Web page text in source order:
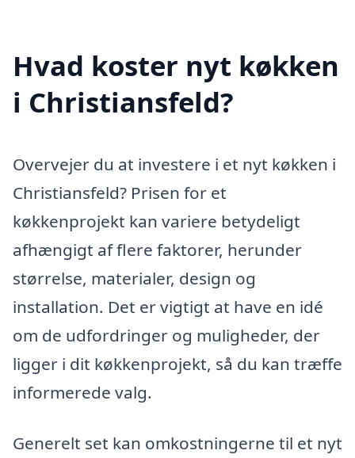
Hvad koster nyt køkken
i Christiansfeld?
Overvejer du at investere i et nyt køkken i
Christiansfeld? Prisen for et
køkkenprojekt kan variere betydeligt
afhængigt af flere faktorer, herunder
størrelse, materialer, design og
installation. Det er vigtigt at have en idé
om de udfordringer og muligheder, der
ligger i dit køkkenprojekt, så du kan træffe
informerede valg.
Generelt set kan omkostningerne til et nyt